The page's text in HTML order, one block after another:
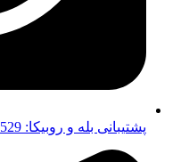
پشتیبانی بله و روبیکا: 09352842529